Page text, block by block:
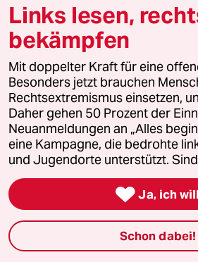
Hausblog
Die Seitenwende
Stellen
Presse
Unterstützen
abo
genossenschaft
Links lesen,
bekämpfen
Mit doppelter Kraft für eine
Besonders jetzt brauchen
Rechtsextremismus einsetzen,
Daher gehen 50 Prozent der
Neuanmeldungen an „Alles
eine Kampagne, die bedrohte
und Jugendorte unterstützt.
 Ja, ich will
Schon dabei!